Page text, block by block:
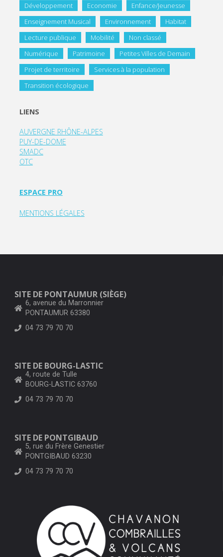
Développement
Economie
Enfance/Jeunesse
Enseignement Musical
Environnement
Habitat
Lecture publique
Mobilité
Non classé
Numérique
Patrimoine
Petites Villes de Demain
Projet de territoire
Services à la population
Transition écologique
LIENS
AUVERGNE RHÔNE-ALPES
PUY-DE-DOME
SMADC
OTC
ESPACE PRO
MENTIONS LÉGALES
SITE DE PONTAUMUR (SIÈGE)
6, avenue du Marronnier
PONTAUMUR 63380
04 73 79 70 70
SITE DE BOURG-LASTIC
4, route de Tulle
BOURG-LASTIC 63760
04 73 79 70 70
SITE DE PONTGIBAUD
5, rue du Frère Genestier
PONTGIBAUD 63230
04 73 79 70 70